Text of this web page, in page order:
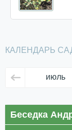
КАЛЕНДАРЬ
июль
Беседка